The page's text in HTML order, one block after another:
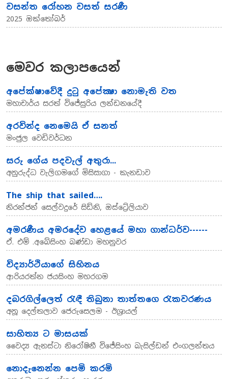
වසන්ත රෝහන වසත් සරණී
2025 ඔක්තෝබර්
මෙවර කලාපයෙන්
අපේක්ෂාවේදී දුටු අපේක්‍ෂා නොමැති වත
මහාචාර්ය සරත් විජේසුරිය ලන්ඩනයේදී
අරවින්ද නෙමෙයි ඒ සනත්
මංජුල වෙඩිවර්ධන
සරු ගේය පදවැල් අතුරා...
අනුරුද්ධ වැලිගමගේ මිසිසාගා - කැනඩාව
The ship that sailed….
නිරන්ජන් සෙල්වදුරේ සිඩ්නි, ඔස්ට්‍රේලියාව
අමරණීය අමරදේව හෙළයේ මහා ගාන්ධර්ව------
ඒ. එම් .අබේසිංහ බණ්ඩා මහනුවර
විද්‍යාර්ථියාගේ සිහිනය
ආරියරත්න ජයසිංහ මහරගම
දබරගිල්ලෙත් රැඳී තිබුනා තාත්තගෙ රැකවරණය
අනූ දෙල්තලාව ජෙරුසෙලම - ඊශ්‍රායල්
සාහිත්‍ය ට මාසයක්
වෛද්‍ය ඇනස්ටා නිරෝෂිනී විජේසිංහ බැසිල්ඩන් එංගලන්තය
නොදැනෙන්න පෙමි කරමි